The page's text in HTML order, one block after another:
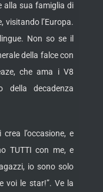
alla sua famiglia di
visitando l’Europa.
Non so se il
della falce con
che ama i V8
della decadenza
l’occasione, e
TUTTI con me, e
io sono solo
voi le star!”. Ve la